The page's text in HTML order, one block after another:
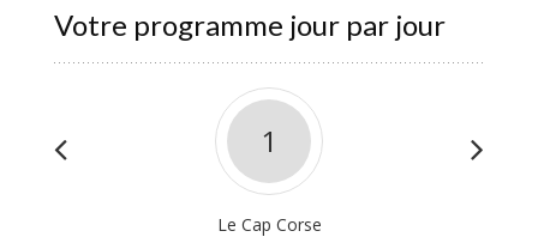
Votre programme jour par jour
1
Le Cap Corse